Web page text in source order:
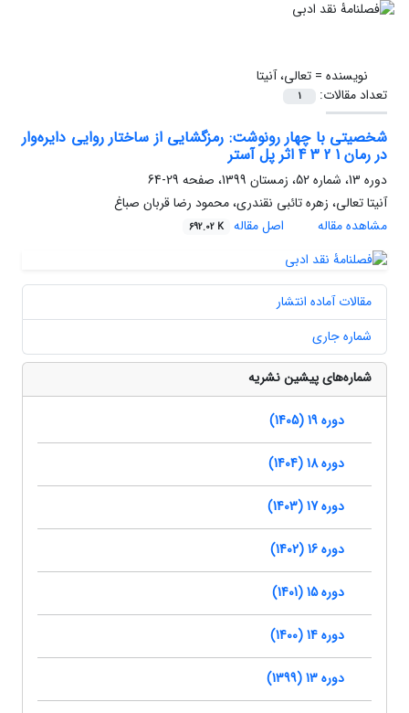
نویسنده =تعالی، آنیتا
تعداد مقالات:
1
شخصیتی با چهار رونوشت: رمزگشایی از ساختار روایی دایره‌وار
در رمان 1 2 3 4 اثر پل آستر
دوره 13، شماره 52، زمستان 1399، صفحه
29-64
آنیتا تعالی، زهره تائبی نقندری، محمود رضا قربان صباغ
مشاهده مقاله
اصل مقاله 692.02 K
مقالات آماده انتشار
شماره جاری
شماره‌های پیشین نشریه
دوره 19 (1405)
دوره 18 (1404)
دوره 17 (1403)
دوره 16 (1402)
دوره 15 (1401)
دوره 14 (1400)
دوره 13 (1399)